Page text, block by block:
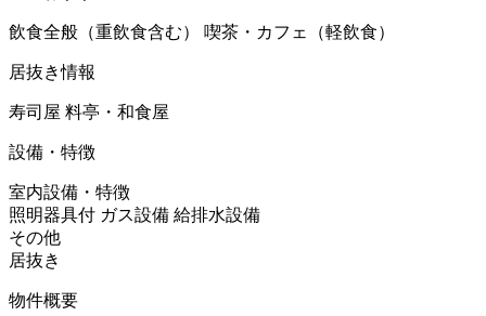
飲食全般（重飲食含む） 喫茶・カフェ（軽飲食）
居抜き情報
寿司屋 料亭・和食屋
設備・特徴
室内設備・特徴
照明器具付 ガス設備 給排水設備
その他
居抜き
物件概要